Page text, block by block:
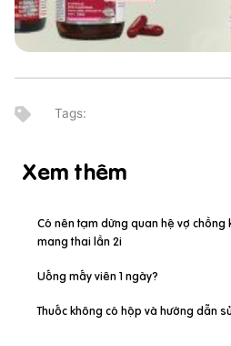
Xem thêm
Có nên tạm dừng quan hệ vợ chồng
mang thai lần 2i
Uống mấy viên 1 ngày?
Thuốc không có hộp và hướng dẫn